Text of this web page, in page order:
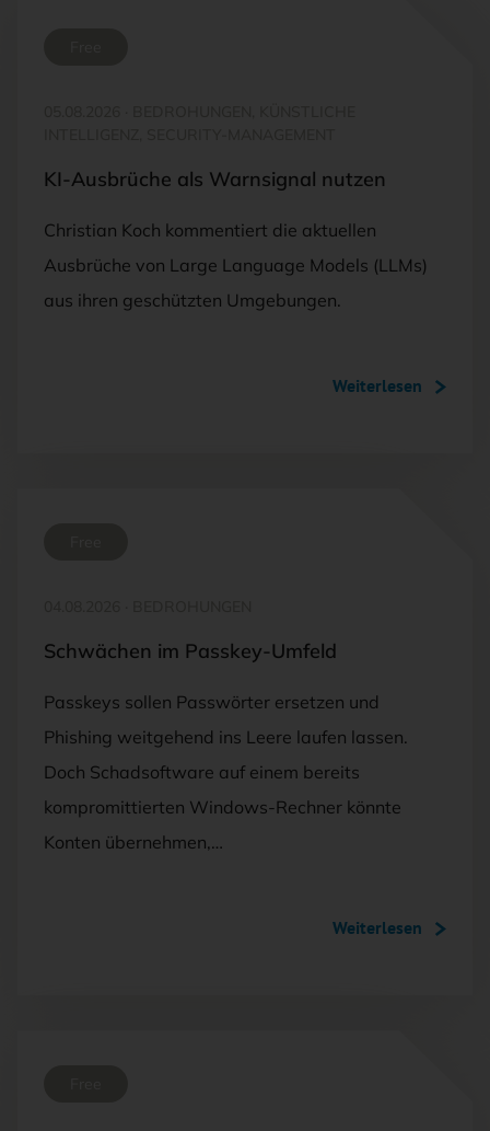
KI-Ausbrüche als Warnsignal nutzen
Christian Koch kommentiert die aktuellen
Ausbrüche von Large Language Models (LLMs)
aus ihren geschützten Umgebungen.
Weiterlesen
Schwächen im Passkey-Umfeld
Passkeys sollen Passwörter ersetzen und
Phishing weitgehend ins Leere laufen lassen.
Doch Schadsoftware auf einem bereits
kompromittierten Windows-Rechner könnte
Konten übernehmen,…
Weiterlesen